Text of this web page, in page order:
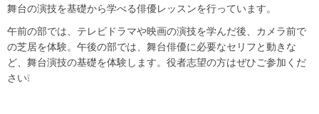
舞台の演技を基礎から学べる俳優レッスンを行っています。
午前の部では、テレビドラマや映画の演技を学んだ後、カメラ前で
の芝居を体験。午後の部では、舞台俳優に必要なセリフと動きな
ど、舞台演技の基礎を体験します。役者志望の方はぜひご参加くだ
さい❕